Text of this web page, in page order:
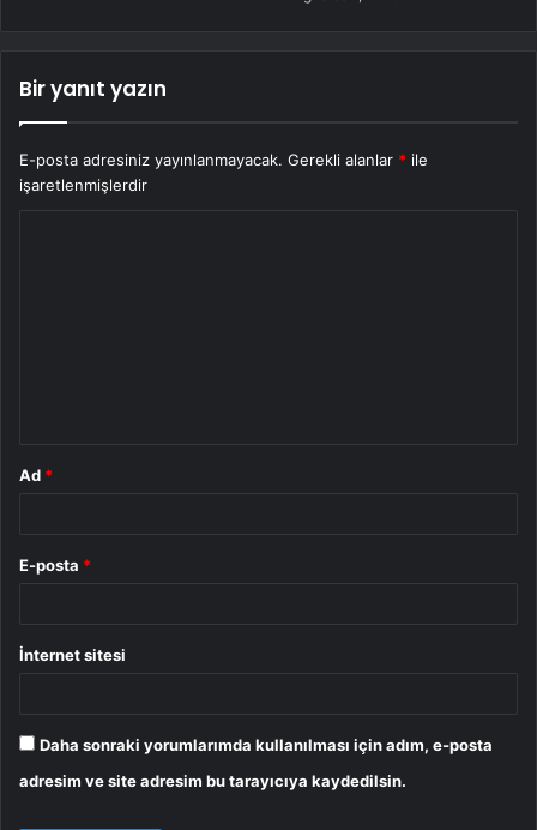
Bir yanıt yazın
E-posta adresiniz yayınlanmayacak. Gerekli alanlar * ile
işaretlenmişlerdir
Ad *
E-posta *
İnternet sitesi
Daha sonraki yorumlarımda kullanılması için adım, e-posta
adresim ve site adresim bu tarayıcıya kaydedilsin.